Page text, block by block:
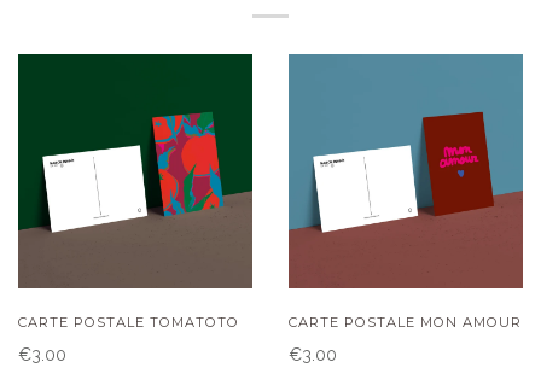
CARTE POSTALE TOMATOTO
€3.00
CARTE POSTALE MON AMOUR
€3.00